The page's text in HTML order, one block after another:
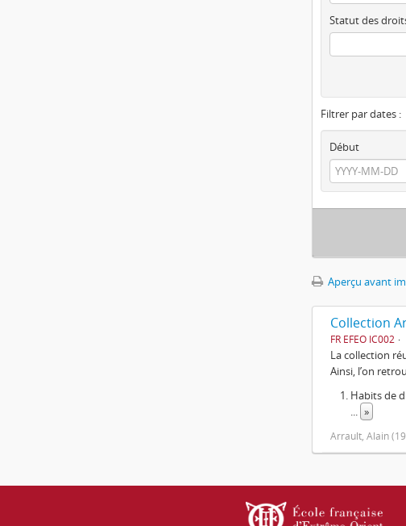
Statut des
Filtrer par dates :
Début
Aperçu avant
Collection
FR EFEO IC002
La collection
Ainsi, l’on
Habits de
... »
Arrault, Alain